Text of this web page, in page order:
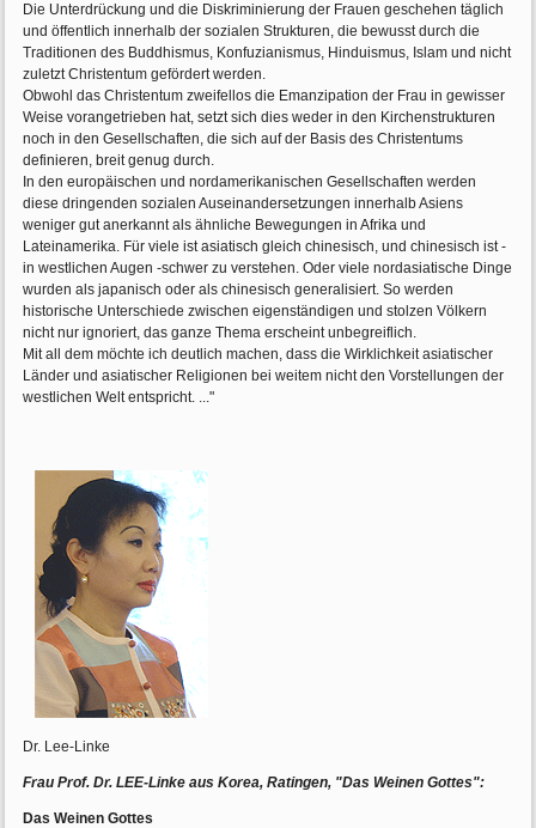
Die Unterdrückung und die Diskriminierung der Frauen geschehen täglich
und öffentlich innerhalb der sozialen Strukturen, die bewusst durch die
Traditionen des Buddhismus, Konfuzianismus, Hinduismus, Islam und nicht
zuletzt Christentum gefördert werden.
Obwohl das Christentum zweifellos die Emanzipation der Frau in gewisser
Weise vorangetrieben hat, setzt sich dies weder in den Kirchenstrukturen
noch in den Gesellschaften, die sich auf der Basis des Christentums
definieren, breit genug durch.
In den europäischen und nordamerikanischen Gesellschaften werden
diese dringenden sozialen Auseinandersetzungen innerhalb Asiens
weniger gut anerkannt als ähnliche Bewegungen in Afrika und
Lateinamerika. Für viele ist asiatisch gleich chinesisch, und chinesisch ist -
in westlichen Augen -schwer zu verstehen. Oder viele nordasiatische Dinge
wurden als japanisch oder als chinesisch generalisiert. So werden
historische Unterschiede zwischen eigenständigen und stolzen Völkern
nicht nur ignoriert, das ganze Thema erscheint unbegreiflich.
Mit all dem möchte ich deutlich machen, dass die Wirklichkeit asiatischer
Länder und asiatischer Religionen bei weitem nicht den Vorstellungen der
westlichen Welt entspricht. ..."
Dr. Lee-Linke
Frau Prof. Dr. LEE-Linke aus Korea, Ratingen, "Das Weinen Gottes":
Das Weinen Gottes